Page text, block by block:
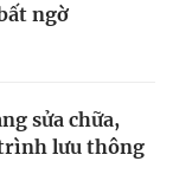
ngờ
sửa chữa,
lưu thông